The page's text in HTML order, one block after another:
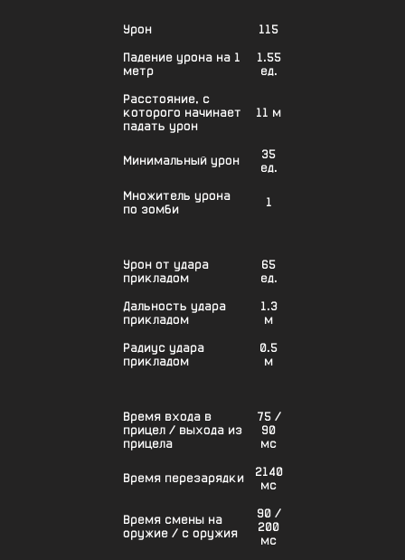
Урон
115
Падение урона на 1
метр
1.55
ед.
Расстояние, с
которого начинает
падать урон
11 м
Минимальный урон
35
ед.
Множитель урона
по зомби
1
Урон от удара
прикладом
65
ед.
Дальность удара
прикладом
1.3
м
Радиус удара
прикладом
0.5
м
Время входа в
прицел / выхода из
прицела
75 /
90
мс
Время перезарядки
2140
мс
Время смены на
оружие / с оружия
90 /
200
мс